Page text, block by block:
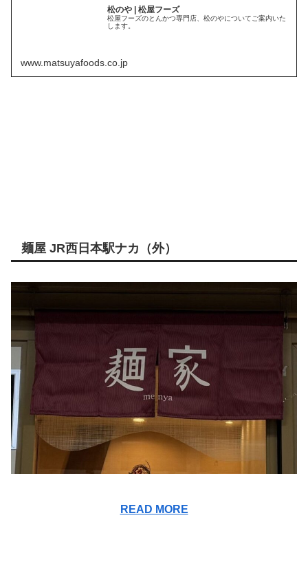
松のや | 松屋フーズ
松屋フーズのとんかつ専門店、松のやについてご案内いた
します。
www.matsuyafoods.co.jp
麺屋 JR西日本駅ナカ（外）
READ MORE